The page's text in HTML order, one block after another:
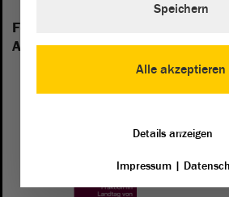
Folgende Fraktionen sind im
Anhalt vertreten:
Alle akzeptieren
Speichern
Details anzeigen
Impressum|